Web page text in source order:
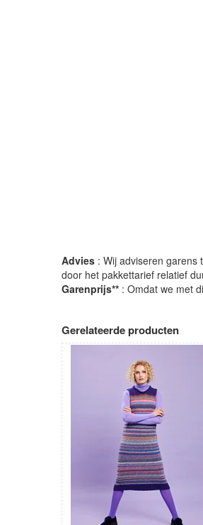
Advies : Wij adviseren garens
door het pakkettarief relatief
Garenprijs** : Omdat we met
Gerelateerde producten